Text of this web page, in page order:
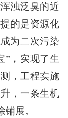
浊泛臭的近
的是资源化
为二次污染
”，实现了生
，工程实施
，一条生机
展。